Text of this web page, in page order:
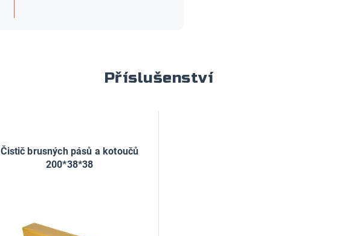
Příslušenství
Čistič brusných pásů a kotoučů
200*38*38